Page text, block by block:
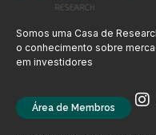
Somos uma Casa de
o conhecimento sobre
em investidores
Área de Membros